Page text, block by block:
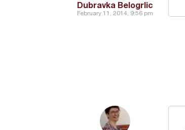
Dubravka Belogrlic
February 11, 2014, 9:56 pm